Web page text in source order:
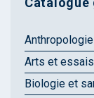
Arts et
Biologie et